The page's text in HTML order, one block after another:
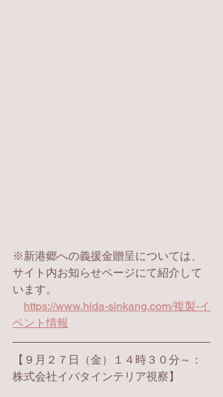
※新港郷への義援金贈呈については、
サイト内お知らせページにて紹介して
います。
https://www.hida-sinkang.com/複製-イ
ベント情報
【 ９月２７日（金）１４時３０分～：
株式会社イバタインテリア視察】